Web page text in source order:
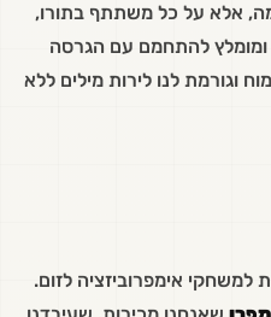
אלא על כל משתתף בתורו,
להתחמם עם הגרסה
וגורמת לנו לירות מילים ללא
למשחקי אימפרוביזציה לזום.